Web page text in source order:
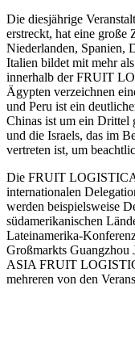
Die diesjährige
erstreckt, hat eine große
Niederlanden, Spanien,
Italien bildet mit mehr
innerhalb der FRUIT
Ägypten verzeichnen
und Peru ist ein
Chinas ist um ein Drittel
und die Israels, das im
vertreten ist, um
Die FRUIT LOGISTICA
internationalen
werden beispielsweise
südamerikanischen
Lateinamerika-
Großmarkts Guangzhou
ASIA FRUIT
mehreren von den